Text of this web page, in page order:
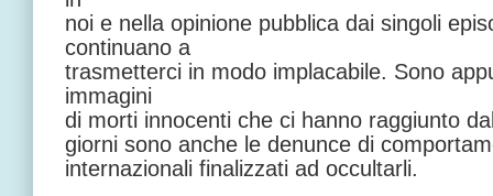
noi e nella opinione pubblica dai singoli
continuano a
trasmetterci in modo implacabile. Sono
immagini
di morti innocenti che ci hanno raggiunto
giorni sono anche le denunce di
internazionali finalizzati ad occultarli.